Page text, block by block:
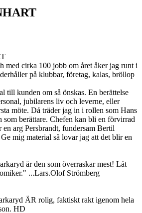
med cirka 100 jobb om året åker jag runt i
på klubbar, företag, kalas, bröllop
till kunden om så önskas. En berättelse
jubilarens liv och leverne, eller
möte. Då träder jag in i rollen som Hans
berättare. Chefen kan bli en förvirrad
en arg Persbrandt, fundersam Bertil
mig material så lovar jag att det blir en
är den som överraskar mest! Låt
...Lars.Olof Strömberg
ÄR rolig, faktiskt rakt igenom hela
HD